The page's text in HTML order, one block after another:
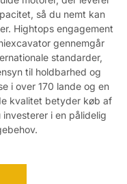
så du nemt kan
Hightops engagement
gennemgår
standarder,
til holdbarhed og
i over 170 lande og en
kvalitet betyder køb af
i en pålidelig